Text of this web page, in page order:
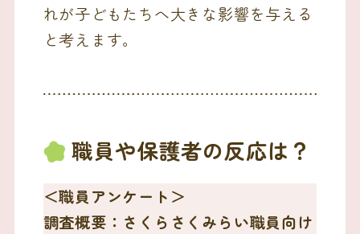
れが子どもたちへ大きな影響を与える
と考えます。
職員や保護者の反応は？
＜職員アンケート＞
調査概要：さくらさくみらい職員向け